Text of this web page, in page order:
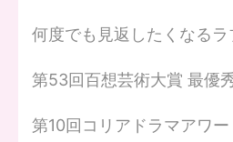
何度でも見返したくなるラ
第53回百想芸術大賞 最優
第10回コリアドラマアワ